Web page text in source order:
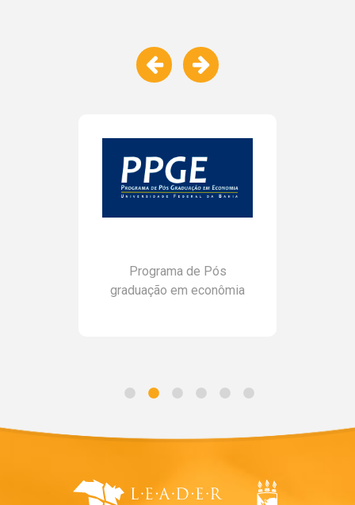
Programa de Pós
graduação em econômia